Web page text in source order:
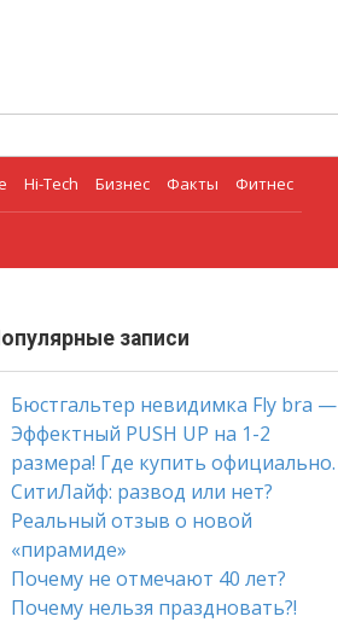
Hi-Tech Бизнес Факты Фитнес
записи
Бюстгальтер невидимка Fly bra —
Эффектный PUSH UP на 1-2
размера! Где купить официально.
СитиЛайф: развод или нет?
Реальный отзыв о новой
«пирамиде»
Почему не отмечают 40 лет?
Почему нельзя праздновать?!